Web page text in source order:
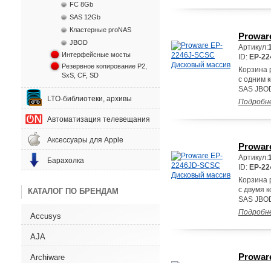
FC 8Gb
SAS 12Gb
Кластерные proNAS
JBOD
Интерфейсные мосты
Резервное копирование P2,
SxS, CF, SD
LTO-библиотеки, архивы
Автоматизация телевещания
Аксессуары для Apple
Барахолка
КАТАЛОГ ПО БРЕНДАМ
Accusys
AJA
Archiware
Артикул:
ID: EP-
Корзина
с одним
SAS
Артикул:
ID: EP-
Корзина
с двумя
SAS